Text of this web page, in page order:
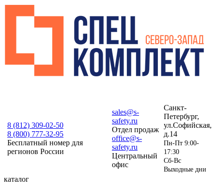
8 (812) 309-02-50
8 (800) 777-32-95
Бесплатный номер для
регионов России
sales@s-
safety.ru
Отдел продаж
office@s-
safety.ru
Центральный
офис
Санкт-
Петербург,
ул.Софийская,
д.14
Пн-Пт 9:00-
17:30
Сб-Вс
Выходные дни
каталог